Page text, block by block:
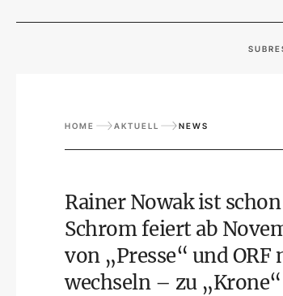
HOME AKTUELL NEWS
Rainer Nowak ist
Schrom feiert ab
von „Presse“ und
wechseln – zu